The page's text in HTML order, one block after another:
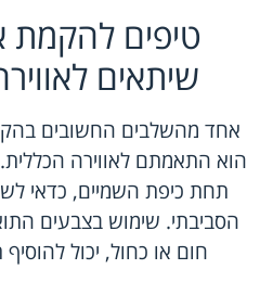
טיפים להקמת
שיתאים
אחד מהשלבים החשובים
הוא התאמתם לאווירה
תחת כיפת השמיים, כדאי
הסביבתי. שימוש בצבעים
חום או כחול, יכול